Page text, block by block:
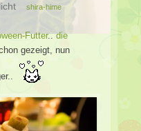
shira-hime
Futter..die
gezeigt, nun